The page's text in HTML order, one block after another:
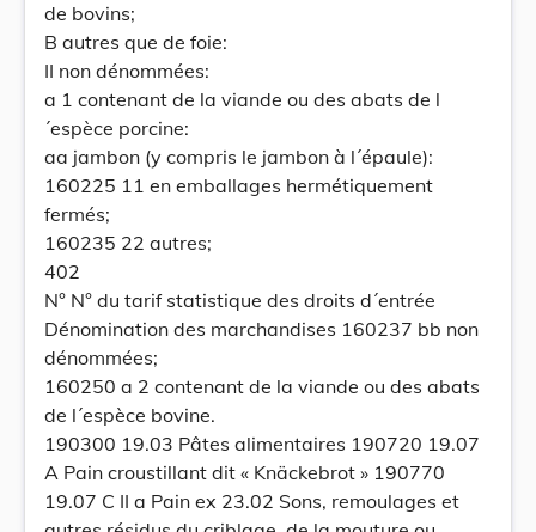
de bovins;
B autres que de foie:
II non dénommées:
a 1 contenant de la viande ou des abats de l
´espèce porcine:
aa jambon (y compris le jambon à l´épaule):
160225 11 en emballages hermétiquement
fermés;
160235 22 autres;
402
N° N° du tarif statistique des droits d´entrée
Dénomination des marchandises 160237 bb non
dénommées;
160250 a 2 contenant de la viande ou des abats
de l´espèce bovine.
190300 19.03 Pâtes alimentaires 190720 19.07
A Pain croustillant dit « Knäckebrot » 190770
19.07 C II a Pain ex 23.02 Sons, remoulages et